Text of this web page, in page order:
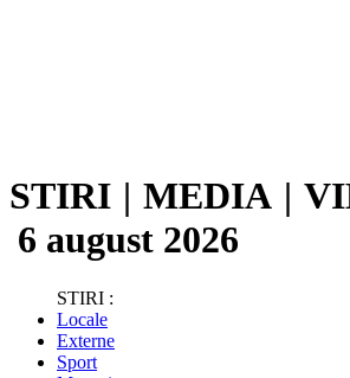
STIRI | MEDIA |
6 august 2026
STIRI :
Locale
Externe
Sport